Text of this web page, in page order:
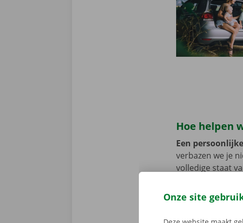
Hoe helpen
Een
verbazen we je
volledige staat
vertoont. In dat
Europa. Zo
Onze site